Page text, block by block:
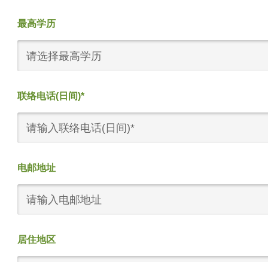
最高学历
请选择最高学历
联络电话(日间)*
电邮地址
居住地区